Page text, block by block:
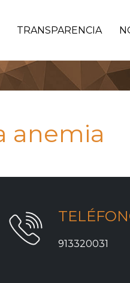
TRANSPARENCIA
anemia
913320031